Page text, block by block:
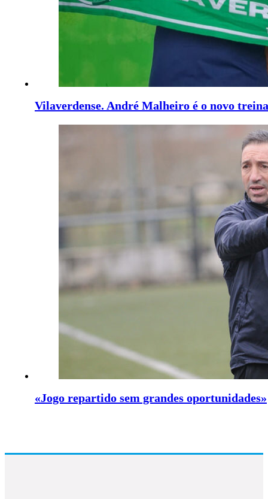
Vilaverdense. André Malheiro é o novo
«Jogo repartido sem grandes oportunidades»